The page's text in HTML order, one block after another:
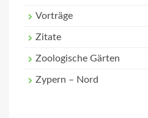
Vorträge
Zitate
Zoologische Gärten
Zypern – Nord